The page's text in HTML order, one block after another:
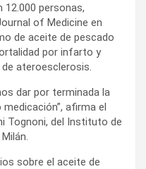
personas,
of Medicine en
de aceite de pescado
por infarto y
ateroesclerosis.
dar por terminada la
afirma el
Tognoni, del Instituto de
sobre el aceite de